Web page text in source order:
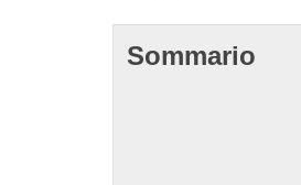
Sommario